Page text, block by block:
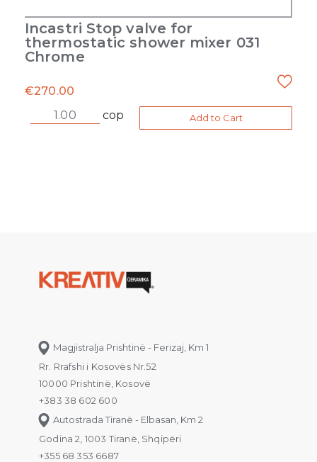
Incastri Stop valve for
thermostatic shower mixer 031
Chrome
€270.00
cop
Add to Cart
Magjistralja Prishtinë - Ferizaj, Km 1
Rr. Rrafshi i Kosovës Nr.52
10000 Prishtinë, Kosovë
+383 38 602 600
Autostrada Tiranë - Elbasan, Km 2
Godina 2, 1003 Tiranë, Shqipëri
+355 68 353 6687